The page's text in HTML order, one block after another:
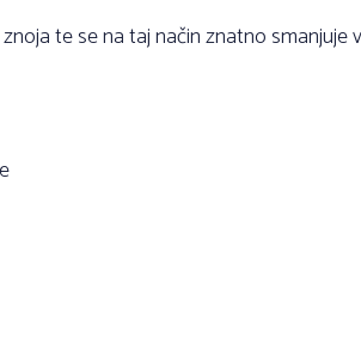
te se na taj način znatno smanjuje